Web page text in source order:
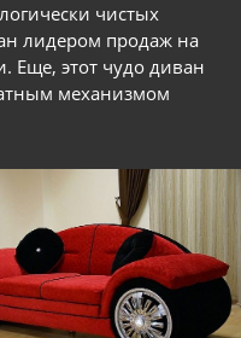
чистых
лидером продаж на
Еще, этот чудо диван
механизмом